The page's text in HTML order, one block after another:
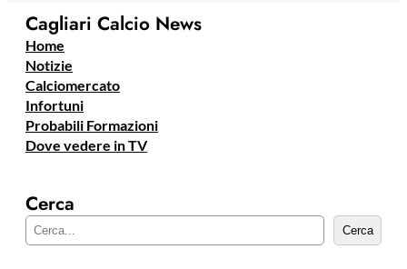
Cagliari Calcio News
Home
Notizie
Calciomercato
Infortuni
Probabili Formazioni
Dove vedere in TV
Cerca
e
Cerca